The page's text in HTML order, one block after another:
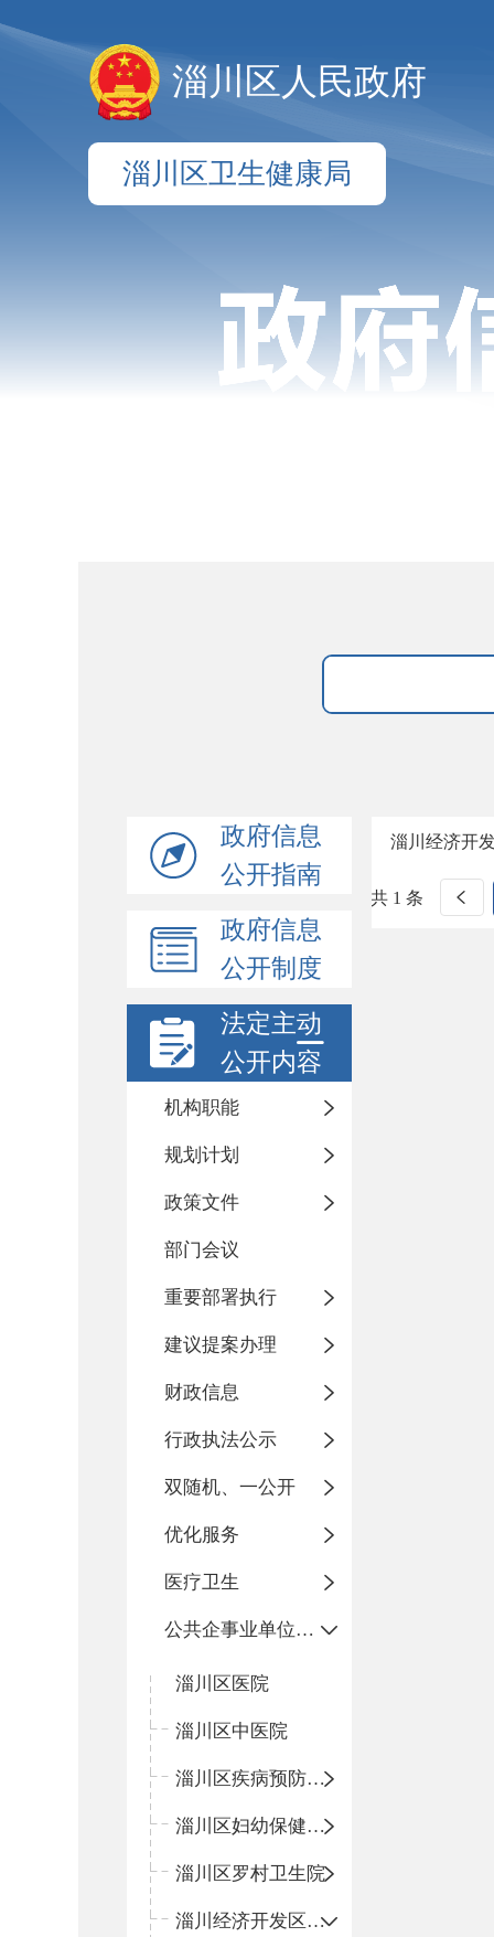
淄川区人民政府
淄川区卫生健康局
政府信息
公开指南
政府信息
公开制度
法定主动
公开内容
机构职能
规划计划
政策文件
部门会议
重要部署执行
建议提案办理
财政信息
行政执法公示
双随机、一公开
优化服务
医疗卫生
公共企事业单位信息公开
淄川区医院
淄川区中医院
淄川区疾病预防控制中心
淄川区妇幼保健计划生育服务中心
淄川区罗村卫生院
淄川经济开发区卫生院
淄川经济开
共 1 条